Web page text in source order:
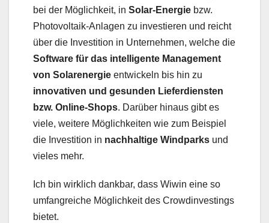
bei der Möglichkeit, in Solar-Energie bzw.
Photovoltaik-Anlagen zu investieren und reicht
über die Investition in Unternehmen, welche die
Software für das intelligente Management
von Solarenergie entwickeln bis hin zu
innovativen und gesunden Lieferdiensten
bzw. Online-Shops. Darüber hinaus gibt es
viele, weitere Möglichkeiten wie zum Beispiel
die Investition in nachhaltige Windparks und
vieles mehr.
Ich bin wirklich dankbar, dass Wiwin eine so
umfangreiche Möglichkeit des Crowdinvestings
bietet.